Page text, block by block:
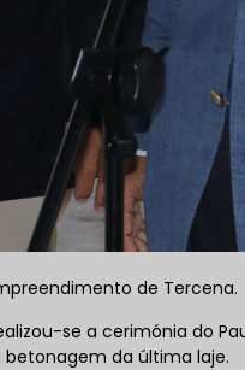
de Tercena.
se a cerimónia do
da última laje.